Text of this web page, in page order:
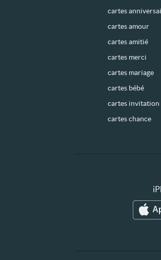
cartes
cartes amour
cartes amitié
cartes merci
cartes mariage
cartes bébé
cartes invitation
cartes chance